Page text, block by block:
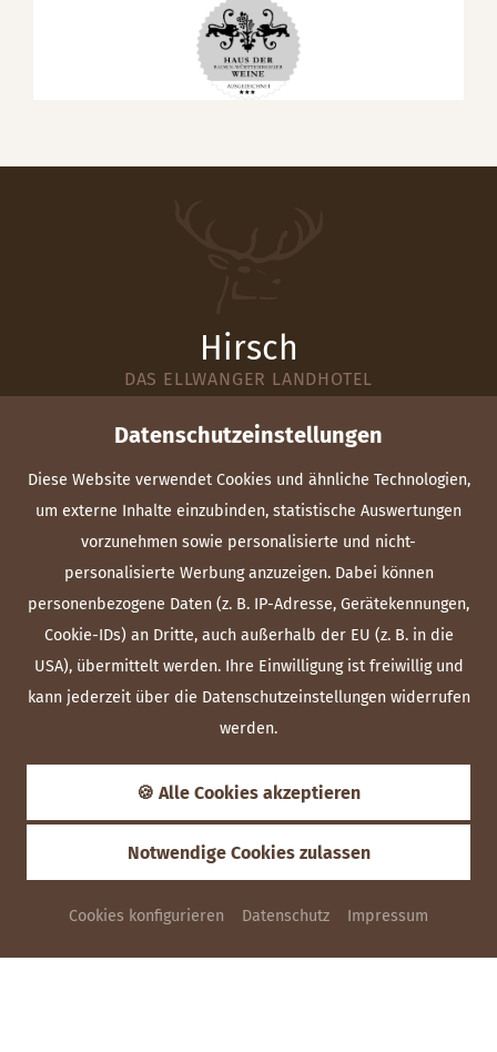
Datenschutzeinstellungen
Diese Website verwendet Cookies und ähnliche Technologien,
um externe Inhalte einzubinden, statistische Auswertungen
vorzunehmen sowie personalisierte und nicht-
personalisierte Werbung anzuzeigen. Dabei können
personenbezogene Daten (z. B. IP-Adresse, Gerätekennungen,
Cookie-IDs) an Dritte, auch außerhalb der EU (z. B. in die
USA), übermittelt werden. Ihre Einwilligung ist freiwillig und
kann jederzeit über die Datenschutzeinstellungen widerrufen
werden.
🍪 Alle Cookies akzeptieren
Notwendige Cookies zulassen
Cookies konfigurieren Datenschutz Impressum
ANFRAGEN
Hirsch
DAS ELLWANGER LANDHOTEL
Maierstraße 2
73479 Ellwangen-Neunheim
+49 7961 9198-0
info@hirsch-ellwangen.de
Schloss Schenke
DAS ELLWANGER WIRTSHAUS
Schloss 13
73479 Ellwangen
26°C
Heute
07.08.2026
min. 13 °C,max. 26 °C